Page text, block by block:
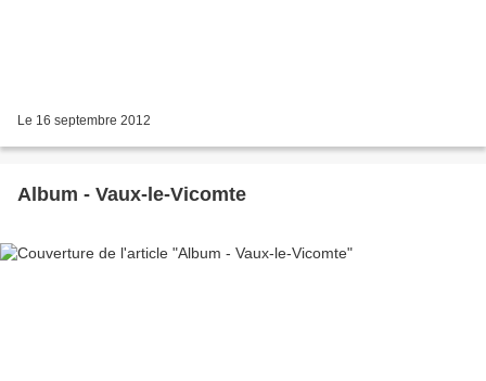
Le 16 septembre 2012
Album - Vaux-le-Vicomte